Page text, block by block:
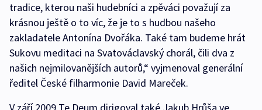
tradice, kterou naši hudebníci a zpěváci považují za
krásnou ještě o to víc, že je to s hudbou našeho
zakladatele Antonína Dvořáka. Také tam budeme hrát
Sukovu meditaci na Svatováclavský chorál, čili dva z
našich nejmilovanějších autorů,“ vyjmenoval generální
ředitel České filharmonie David Mareček.